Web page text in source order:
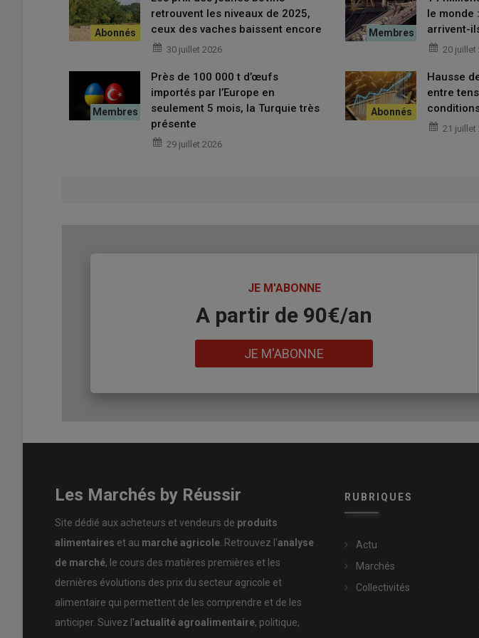
communautaire. Parmi les pays tiers fournisseurs, l’
Argentinedomine avec 9 % de part de
profite d’une image haut-de-gamme qui sert d’argument marketing en GMS et dans les
l’Allemagne à la France sont majoritairement la viande réfrigérée notamment avec os. La
envois français est le reflet de la baisse des envois avec os tandis que le désossé se
des taurillons français sont similaires, à l’import en Allemagne, à ceux des autres origines.
Lire aussi :Comment le bœuf argentin gagne les boucheries de France
retrouvent les niveaux de 2025,
ceux des vaches baissent encore
30 juillet 2026
le monde
arrivent-
20 juillet
Près de 100 000 t d’œufs
importés par l’Europe en
seulement 5 mois, la Turquie très
présente
29 juillet 2026
Hausse
entre
21 juillet
JE M'ABONNE
A partir de 90€/an
JE M'ABONNE
Les Marchés by Réussir
Site dédié aux acheteurs et vendeurs de produits
alimentaires et au marché agricole . Retrouvez l'analyse
de marché, le cours des matières premières et les
dernières évolutions des prix du secteur agricole et
alimentaire qui permettent de les comprendre et de les
anticiper. Suivez l'actualité agroalimentaire, politique,
RUBRIQUES
Actu
Marchés
Collectivités